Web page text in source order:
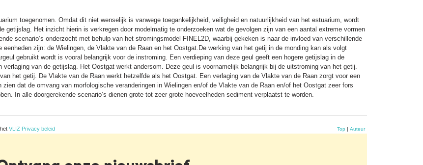
toegenomen. Omdat dit niet wenselijk is vanwege toegankelijkheid, veiligheid en natuurlijkheid van het estuarium, wordt
getijslag. Het inzicht hierin is verkregen door modelmatig te onderzoeken wat de gevolgen zijn van een aantal extreme vormen
scenario’s onderzocht met behulp van het stromingsmodel FINEL2D, waarbij gekeken is naar de invloed van verschillende
zijn: de Wielingen, de Vlakte van de Raan en het Oostgat.De werking van het getij in de monding kan als volgt
gebruikt wordt is vooral belangrijk voor de instroming. Een verdieping van deze geul geeft een hogere getijslag in de
van de getijslag. Het Oostgat werkt andersom. Deze geul is voornamelijk belangrijk bij de uitstroming van het getij.
het getij. De Vlakte van de Raan werkt hetzelfde als het Oostgat. Een verlaging van de Vlakte van de Raan zorgt voor een
dat de omvang van morfologische veranderingen in Wielingen en/of de Vlakte van de Raan en/of het Oostgat zeer fors
In alle doorgerekende scenario’s dienen grote tot zeer grote hoeveelheden sediment verplaatst te worden.
VLIZ Privacy beleid Top | Auteur